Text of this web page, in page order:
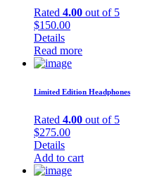
Rated 4.00 out of 5
$150.00
Details
Read more
Limited Edition Headphones
Rated 4.00 out of 5
$275.00
Details
Add to cart